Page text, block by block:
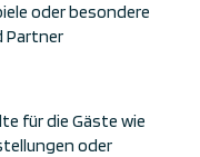
oder besondere
Partner
für die Gäste wie
oder